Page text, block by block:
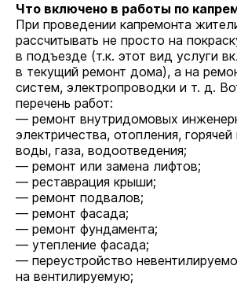
Что включено в работы по
При проведении капремонта
рассчитывать не просто на
в подъезде (т.к. этот вид услуги
в текущий ремонт дома), а на
систем, электропроводки и т. д.
перечень работ:
— ремонт внутридомовых
электричества, отопления,
воды, газа, водоотведения;
— ремонт или замена лифтов;
— реставрация крыши;
— ремонт подвалов;
— ремонт фасада;
— ремонт фундамента;
— утепление фасада;
— переустройство
на вентилируемую;